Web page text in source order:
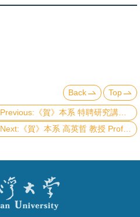
Back Top
Previous:《賀》本系 特聘研究講座教授暨1972級系友 盧志遠 院士 Prof. Chih-Yuan Lu 榮獲 2025年《未來科學大獎》數學與計算機科學獎 (2025 Future Science Prize - Mathematics and Computer Science Prize)
Next:《賀》本系 高英哲 教授 Prof. Ying-Jer Kao 當選 2025年《美國物理學會會士》(2025 American Physical Society Fellow)